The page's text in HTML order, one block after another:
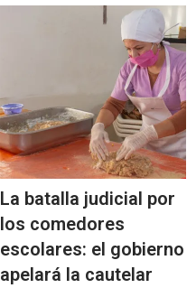
La batalla judicial por
los comedores
escolares: el gobierno
apelará la cautelar